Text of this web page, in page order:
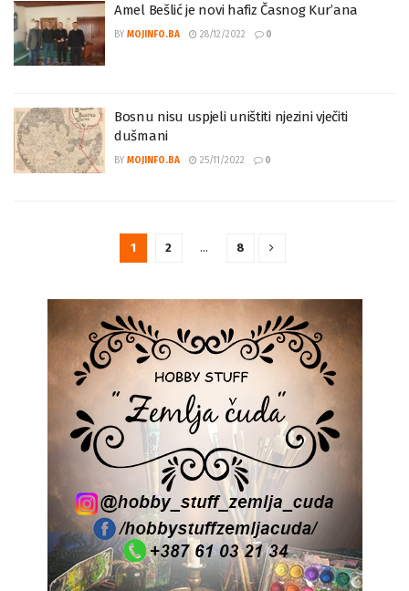
Amel Bešlić je novi hafiz Časnog Kur’ana
BY MOJINFO.BA 28/12/2022 0
Bosnu nisu uspjeli uništiti njezini vječiti
dušmani
BY MOJINFO.BA 25/11/2022 0
1 2 … 8